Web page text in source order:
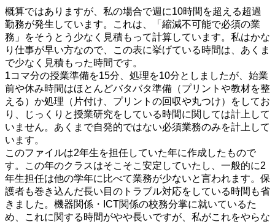
概算ではありますが、私の場合で週に10時間を超える超過
勤務が発生しています。これは、「縮減不可能で必須の業
務」をそうとう少なく見積もって計算しています。私はかな
り仕事が早い方なので、この表に挙げている時間は、あくま
で少なく見積もった時間です。
1コマ分の授業準備を15分、処理を10分としましたが、始業
前や休み時間はほとんどバタバタ準備（プリントや教材を整
える）か処理（片付け、プリントの回収や丸つけ）をしてお
り、じっくりと授業研究をしている時間に関しては計上して
いません。あくまで自発的ではない必須業務のみを計上して
います。
このファイルは2年生を担任していた年に作成したもので
す。この年のクラスはそこそこ安定していたし、一般的に2
年生担任は他の学年に比べて業務が少ないと言われます。保
護者も巻き込んだ長い目のトラブル対応をしている時間も省
きました。機器関係・ICT関係の校務分掌に就いているた
め、これに関する時間がやや長いですが、私がこれをやらな